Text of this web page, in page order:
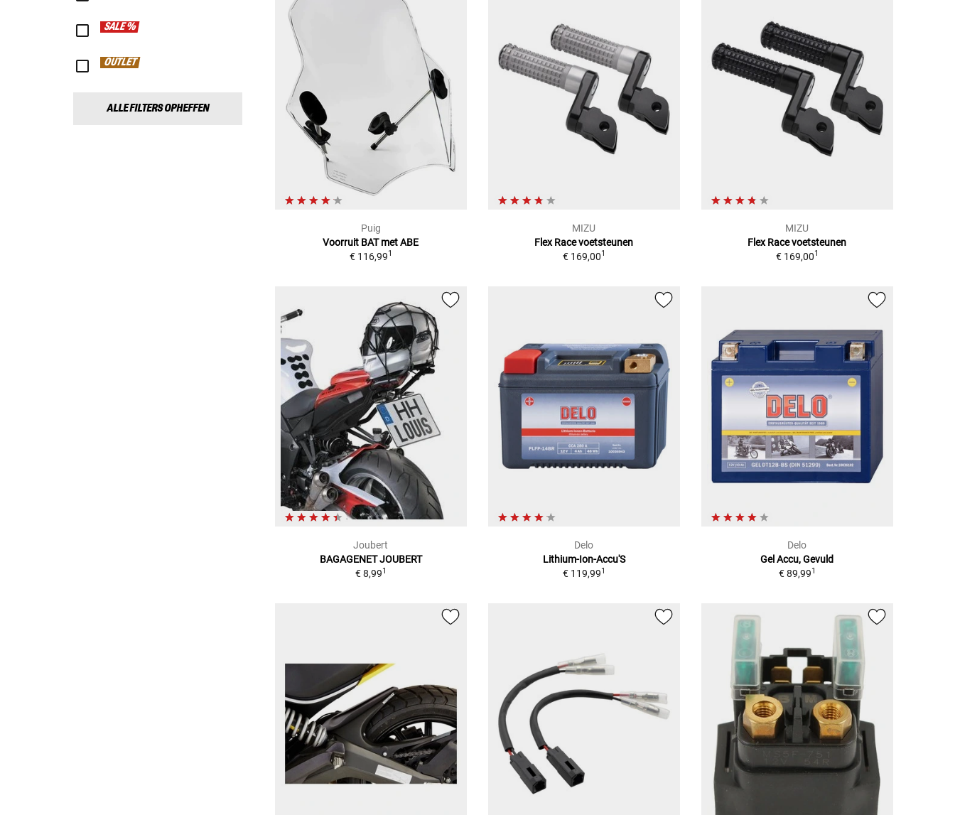
SALE %
OUTLET
ALLE FILTERS OPHEFFEN
Puig
Voorruit BAT met ABE
€ 116,991
MIZU
Flex Race voetsteunen
€ 169,001
MIZU
Flex Race voetsteunen
€ 169,001
Joubert
BAGAGENET JOUBERT
€ 8,991
Delo
Lithium-Ion-Accu'S
€ 119,991
Delo
Gel Accu, Gevuld
€ 89,991